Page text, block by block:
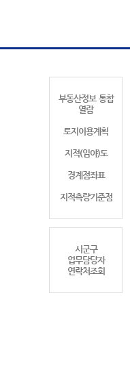
부동산정보 통합
열람
토지이용계획
지적(임야)도
경계점좌표
지적측량기준점
시군구
업무담당자
연락처조회